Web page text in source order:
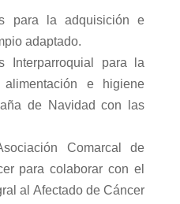
para la adquisición e
adaptado.
Interparroquial para la
e higiene
de Navidad con las
Comarcal de
para colaborar con el
al Afectado de Cáncer